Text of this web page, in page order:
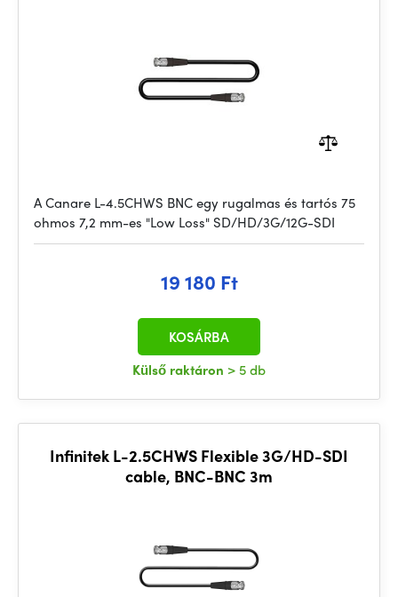
A Canare L-4.5CHWS BNC egy rugalmas és tartós 75
ohmos 7,2 mm-es "Low Loss" SD/HD/3G/12G-SDI
19 180 Ft
Külső raktáron > 5 db
KOSÁRBA
Infinitek L-2.5CHWS Flexible 3G/HD-SDI
cable, BNC-BNC 3m